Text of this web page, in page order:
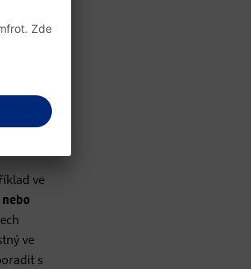
od
ve
ve
s